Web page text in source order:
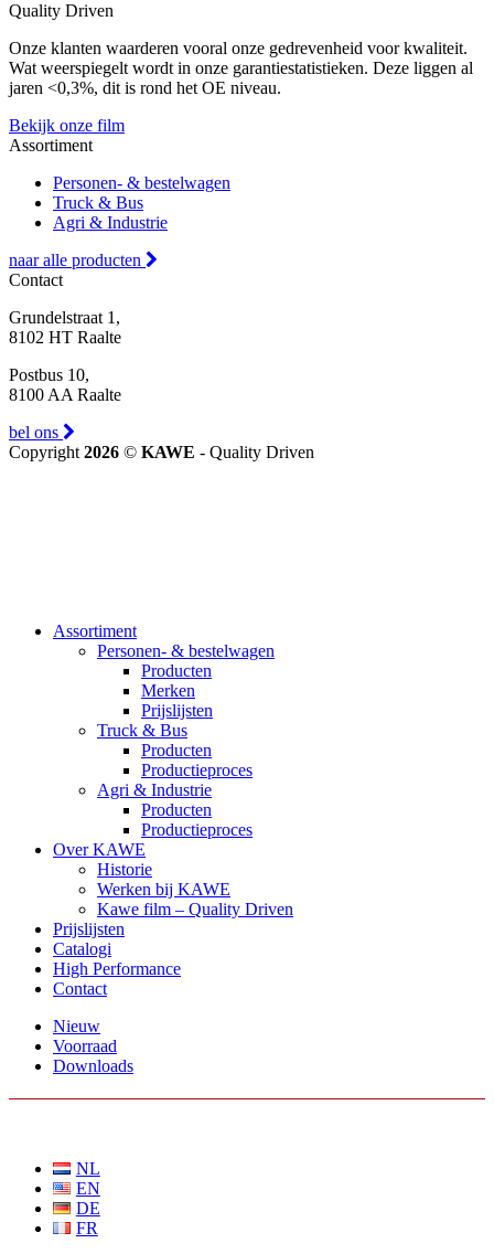
Quality Driven
Onze klanten waarderen vooral onze gedrevenheid voor kwaliteit.
Wat weerspiegelt wordt in onze garantiestatistieken. Deze liggen al
jaren <0,3%, dit is rond het OE niveau.
Bekijk onze film
Assortiment
Personen- & bestelwagen
Truck & Bus
Agri & Industrie
naar alle producten
Contact
Grundelstraat 1,
8102 HT Raalte
Postbus 10,
8100 AA Raalte
bel ons
Copyright 2026 © KAWE - Quality Driven
Assortiment
Personen- & bestelwagen
Producten
Merken
Prijslijsten
Truck & Bus
Producten
Productieproces
Agri & Industrie
Producten
Productieproces
Over KAWE
Historie
Werken bij KAWE
Kawe film – Quality Driven
Prijslijsten
Catalogi
High Performance
Contact
Nieuw
Voorraad
Downloads
NL
EN
DE
FR